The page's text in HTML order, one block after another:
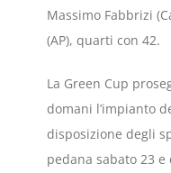
Massimo Fabbrizi
(AP), quarti con 42.
La Green Cup
domani l’impianto
disposizione degli
pedana sabato 23